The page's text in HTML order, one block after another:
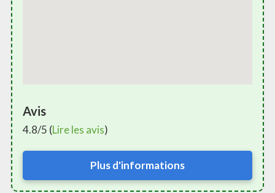
Avis
4.8/5 (Lire les avis)
Plus d'informations